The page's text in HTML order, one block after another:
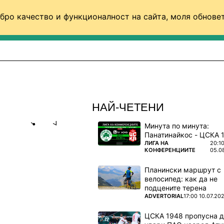
качество и функционалност на сайта, моля
НАЙ-ЧЕТЕНИ
Минута по минута:
ПОВЕЧЕ ОТ
ЛИГА НА
КОНФЕРЕНЦИИТЕ
20:10
Планински маршрут с
велосипед: как да не
подцените терена
ПОВЕЧЕ ОТ
ADVERTORIAL17:00
ЦСКА 1948 пропусна